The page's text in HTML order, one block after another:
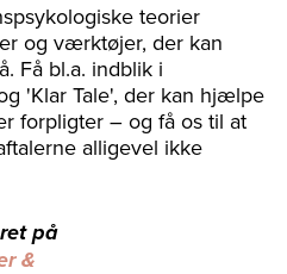
teorier
og værktøjer, der kan
Få bl.a. indblik i
'Klar Tale', der kan hjælpe
forpligter – og få os til at
alligevel ikke
på
&